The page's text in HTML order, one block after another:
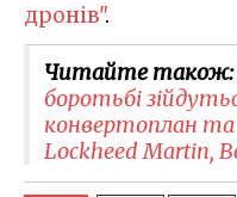
дронів".
Читайте також:
боротьбі
конвертоплан та
Lockheed Martin,